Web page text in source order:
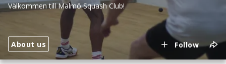
Välkommen till Malmö Squash Club!
About us Follow